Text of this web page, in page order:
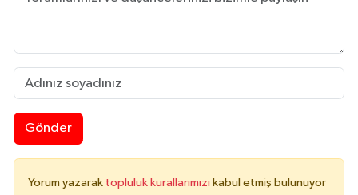
Gönder
Yorum yazarak topluluk kurallarımızı kabul etmiş bulunuyor